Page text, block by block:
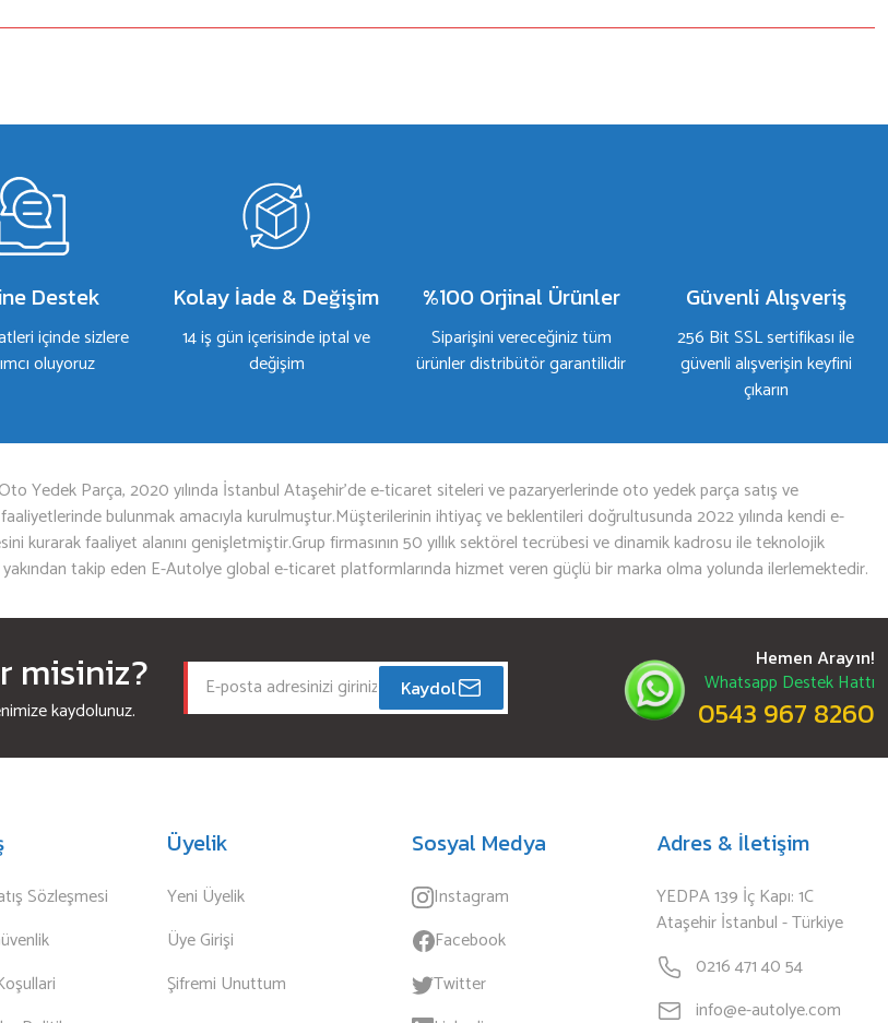
Bu ürüne ilk yorumu siz yapın!
Destek
içinde sizlere
oluyoruz
Kolay İade & Değişim
14 iş gün içerisinde iptal ve
değişim
%100 Orjinal Ürünler
Siparişini vereceğiniz tüm
ürünler distribütör garantilidir
Güvenli Alışveriş
256 Bit SSL sertifikası ile
güvenli alışverişin keyfini
çıkarın
Yedek Parça, 2020 yılında İstanbul Ataşehir’de e-ticaret siteleri ve pazaryerlerinde oto yedek parça satış ve
bulunmak amacıyla kurulmuştur.Müşterilerinin ihtiyaç ve beklentileri doğrultusunda 2022 yılında kendi e-
kurarak faaliyet alanını genişletmiştir.Grup firmasının 50 yıllık sektörel tecrübesi ve dinamik kadrosu ile teknolojik
takip eden E-Autolye global e-ticaret platformlarında hizmet veren güçlü bir marka olma yolunda ilerlemektedir.
misiniz?
kaydolunuz.
Kaydol
Hemen Arayın!
Whatsapp Destek Hattı
0543 967 8260
Sözleşmesi
Üyelik
Yeni Üyelik
Üye Girişi
Şifremi Unuttum
Sosyal Medya
Instagram
Facebook
Twitter
Adres & İletişim
YEDPA 139 İç Kapı: 1C
Ataşehir İstanbul - Türkiye
0216 471 40 54
info@e-autolye.com